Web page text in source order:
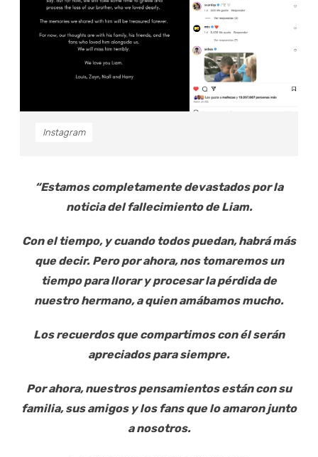
Instagram
“Estamos completamente devastados por la
noticia del fallecimiento de Liam.
Con el tiempo, y cuando todos puedan, habrá más
que decir. Pero por ahora, nos tomaremos un
tiempo para llorar y procesar la pérdida de
nuestro hermano, a quien amábamos mucho.
Los recuerdos que compartimos con él serán
apreciados para siempre.
Por ahora, nuestros pensamientos están con su
familia, sus amigos y los fans que lo amaron junto
a nosotros.